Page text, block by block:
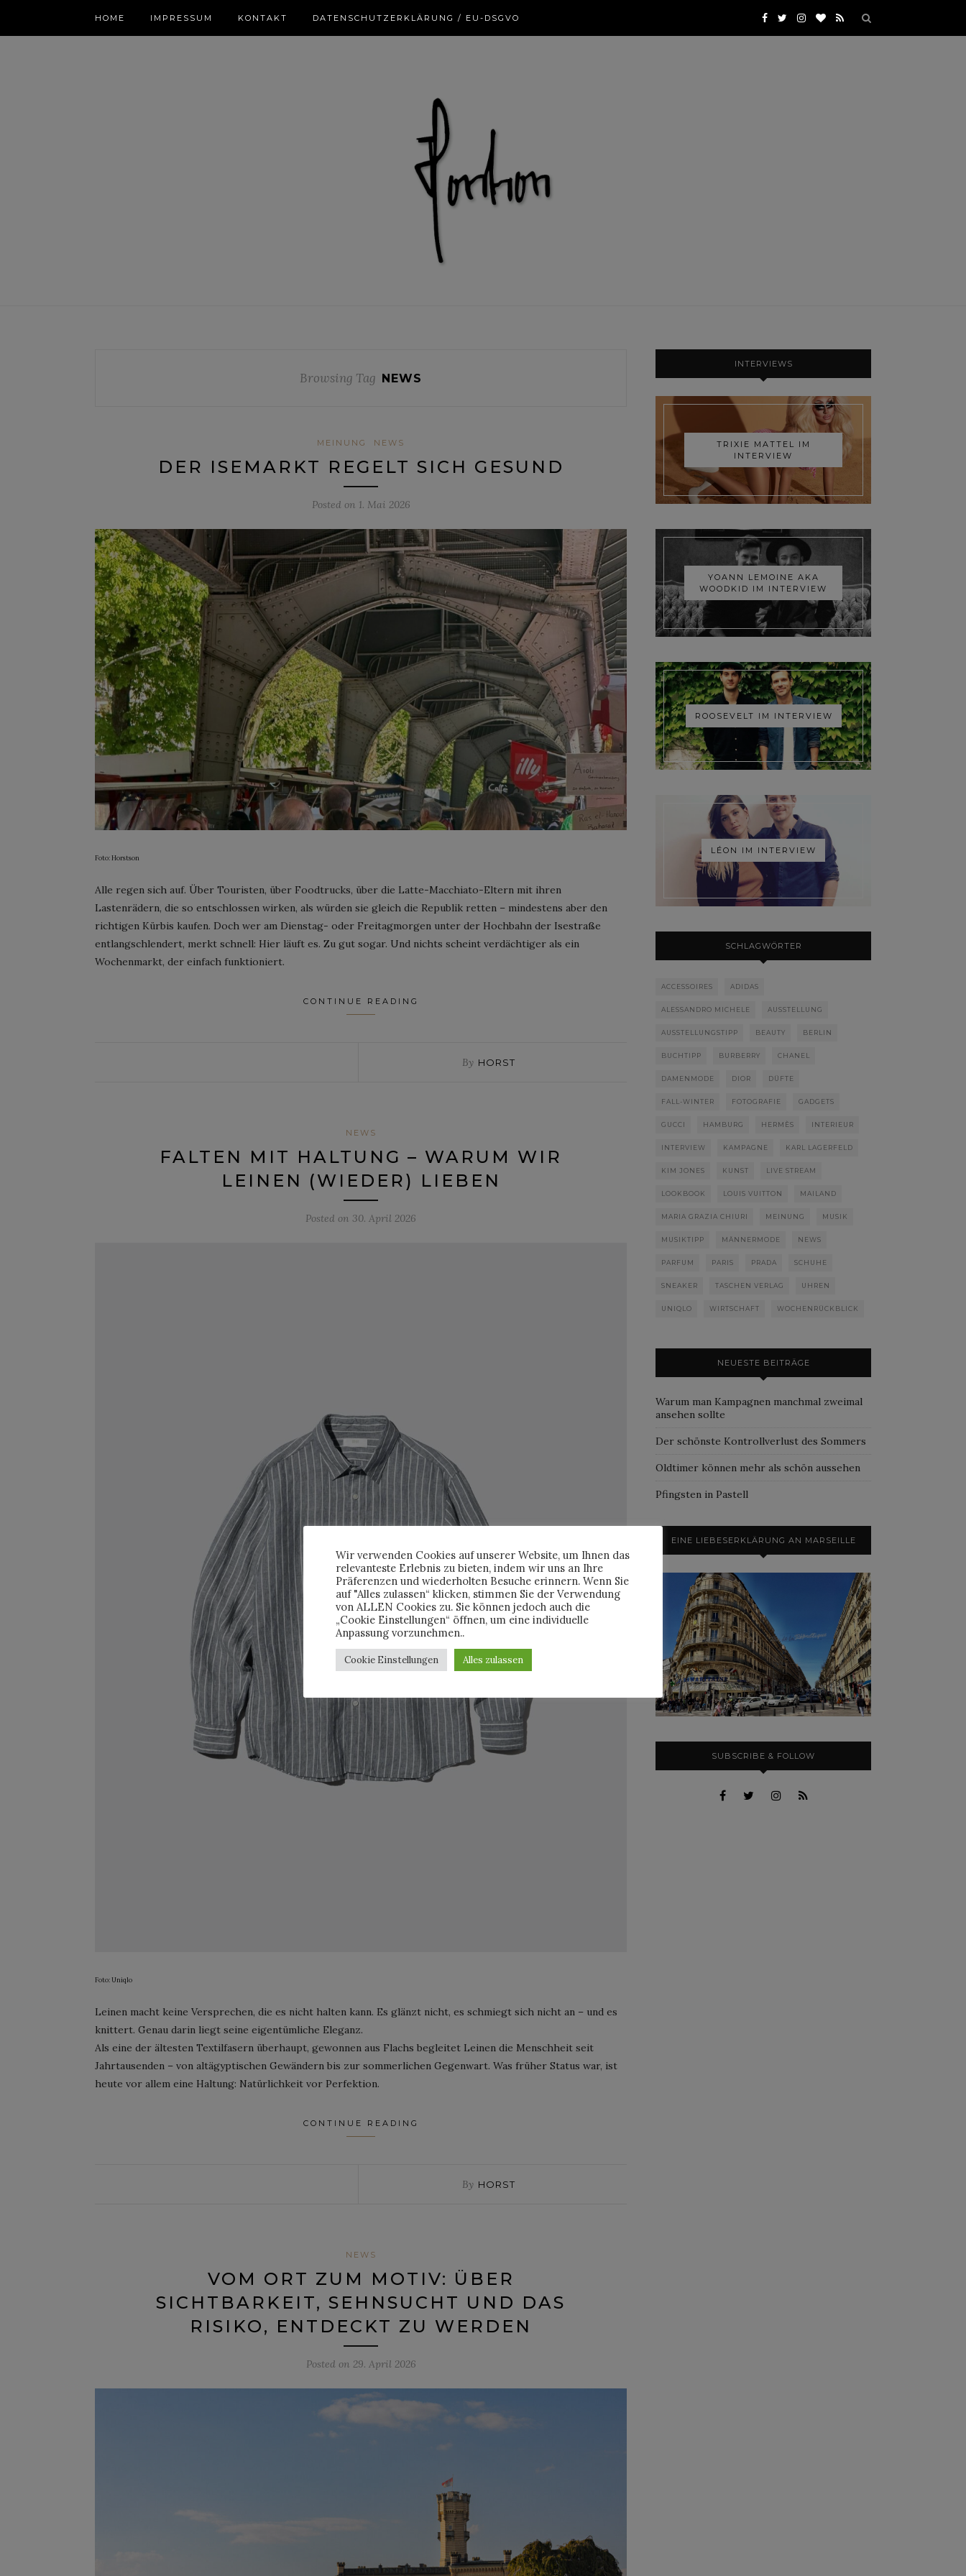
HOME IMPRESSUM KONTAKT DATENSCHUTZERKLÄRUNG / EU-DSGVO
Browsing Tag NEWS
MEINUNG NEWS
DER ISEMARKT REGELT SICH GESUND
Posted on 1. Mai 2026
Foto: Horstson
Alle regen sich auf. Über Touristen, über Foodtrucks, über die Latte-Macchiato-Eltern mit ihren
Lastenrädern, die so entschlossen wirken, als würden sie gleich die Republik retten – mindestens aber den
richtigen Kürbis kaufen. Doch wer am Dienstag- oder Freitagmorgen unter der Hochbahn der Isestraße
entlangschlendert, merkt schnell: Hier läuft es. Zu gut sogar. Und nichts scheint verdächtiger als ein
Wochenmarkt, der einfach funktioniert.
CONTINUE READING
By HORST
NEWS
FALTEN MIT HALTUNG – WARUM WIR
LEINEN (WIEDER) LIEBEN
Posted on 30. April 2026
Foto: Uniqlo
Leinen macht keine Versprechen, die es nicht halten kann. Es glänzt nicht, es schmiegt sich nicht an – und es
knittert. Genau darin liegt seine eigentümliche Eleganz.
Als eine der ältesten Textilfasern überhaupt, gewonnen aus Flachs begleitet Leinen die Menschheit seit
Jahrtausenden – von altägyptischen Gewändern bis zur sommerlichen Gegenwart. Was früher Status war, ist
heute vor allem eine Haltung: Natürlichkeit vor Perfektion.
CONTINUE READING
By HORST
NEWS
VOM ORT ZUM MOTIV: ÜBER
SICHTBARKEIT, SEHNSUCHT UND DAS
RISIKO, ENTDECKT ZU WERDEN
Posted on 29. April 2026
INTERVIEWS
TRIXIE MATTEL IM
INTERVIEW
YOANN LEMOINE AKA
WOODKID IM INTERVIEW
ROOSEVELT IM INTERVIEW
LÉON IM INTERVIEW
SCHLAGWÖRTER
ACCESSOIRES ADIDAS
ALESSANDRO MICHELE AUSSTELLUNG
AUSSTELLUNGSTIPP BEAUTY BERLIN
BUCHTIPP BURBERRY CHANEL
DAMENMODE DIOR DÜFTE
FALL-WINTER FOTOGRAFIE GADGETS
GUCCI HAMBURG HERMÈS INTERIEUR
INTERVIEW KAMPAGNE KARL LAGERFELD
KIM JONES KUNST LIVE STREAM
LOOKBOOK LOUIS VUITTON MAILAND
MARIA GRAZIA CHIURI MEINUNG MUSIK
MUSIKTIPP MÄNNERMODE NEWS
PARFUM PARIS PRADA SCHUHE
SNEAKER TASCHEN VERLAG UHREN
UNIQLO WIRTSCHAFT WOCHENRÜCKBLICK
NEUESTE BEITRÄGE
Warum man Kampagnen manchmal zweimal
ansehen sollte
Der schönste Kontrollverlust des Sommers
Oldtimer können mehr als schön aussehen
Pfingsten in Pastell
EINE LIEBESERKLÄRUNG AN MARSEILLE
SUBSCRIBE & FOLLOW
Wir verwenden Cookies auf unserer Website, um Ihnen das
relevanteste Erlebnis zu bieten, indem wir uns an Ihre
Präferenzen und wiederholten Besuche erinnern. Wenn Sie
auf "Alles zulassen“ klicken, stimmen Sie der Verwendung
von ALLEN Cookies zu. Sie können jedoch auch die
„Cookie Einstellungen“ öffnen, um eine individuelle
Anpassung vorzunehmen..
Cookie Einstellungen Alles zulassen